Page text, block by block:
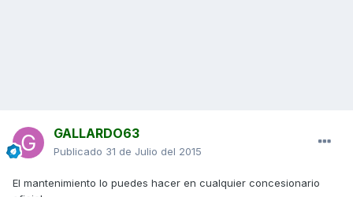
GALLARDO63
Publicado 31 de Julio del 2015
El mantenimiento lo puedes hacer en cualquier concesionario